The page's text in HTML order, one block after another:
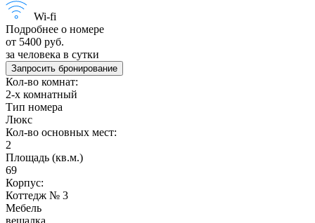
Wi-fi
Подробнее о номере
от 5400 руб.
за человека в сутки
Запросить бронирование
Кол-во комнат:
2-х комнатный
Тип номера
Люкс
Кол-во основных мест:
2
Площадь (кв.м.)
69
Корпус:
Коттедж № 3
Мебель